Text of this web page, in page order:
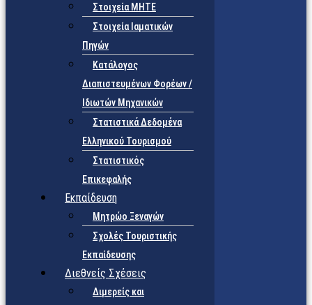
Στοιχεία ΜΗΤΕ
Στοιχεία Ιαματικών
Πηγών
Κατάλογος
Διαπιστευμένων Φορέων /
Ιδιωτών Μηχανικών
Στατιστικά Δεδομένα
Ελληνικού Τουρισμού
Στατιστικός
Επικεφαλής
Εκπαίδευση
Μητρώο Ξεναγών
Σχολές Τουριστικής
Εκπαίδευσης
Διεθνείς Σχέσεις
Διμερείς και